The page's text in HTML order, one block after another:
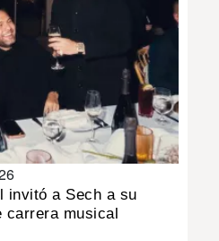
invitó a Sech a su
carrera musical